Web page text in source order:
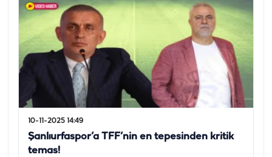
10-11-2025 14:49
Şanlıurfaspor’a TFF’nin en tepesinden kritik
temas!